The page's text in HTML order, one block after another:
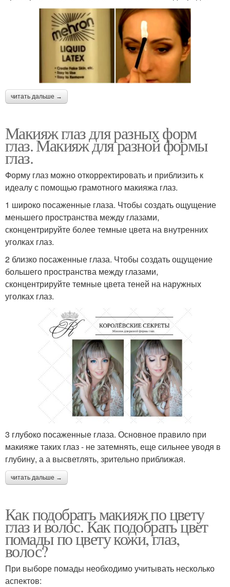
читать дальше →
Макияж глаз для разных форм
глаз. Макияж для разной формы
глаз.
Форму глаз можно откорректировать и приблизить к
идеалу с помощью грамотного макияжа глаз.
1 широко посаженные глаза. Чтобы создать ощущение
меньшего пространства между глазами,
сконцентрируйте более темные цвета на внутренних
уголках глаз.
2 близко посаженные глаза. Чтобы создать ощущение
большего пространства между глазами,
сконцентрируйте темные цвета теней на наружных
уголках глаз.
3 глубоко посаженные глаза. Основное правило при
макияже таких глаз - не затемнять, еще сильнее уводя в
глубину, а а высветлять, зрительно приближая.
читать дальше →
Как подобрать макияж по цвету
глаз и волос. Как подобрать цвет
помады по цвету кожи, глаз,
волос?
При выборе помады необходимо учитывать несколько
аспектов: